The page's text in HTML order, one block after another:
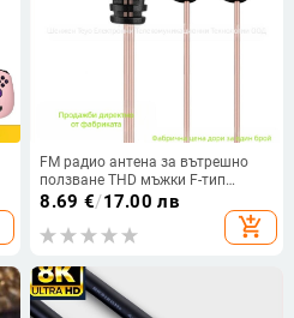
FM радио антена за вътрешно
ползване THD мъжки F-тип
конектор за Yamaha FM с висока
8.69 €/17.00 лв
add_shopping_cart